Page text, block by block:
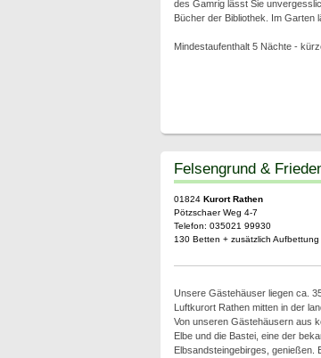
des Gamrig lässt Sie
Bücher der Bibliothek. Im Garten
Mindestaufenthalt 5 Nächte -
Felsengrund &
01824 Kurort Rathen
Pötzschaer Weg 4-7
Telefon: 035021 99930
130 Betten + zusätzlich Aufbettung
Unsere Gästehäuser liegen ca.
Luftkurort Rathen mitten in der
Von unseren Gästehäusern aus
Elbe und die Bastei, eine der
Elbsandsteingebirges, genießen.